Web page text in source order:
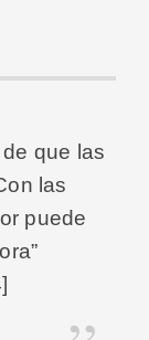
que las
las
puede